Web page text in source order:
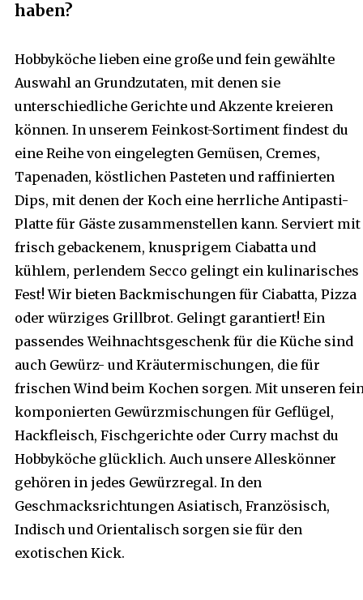
haben?
Hobbyköche lieben eine große und fein gewählte
Auswahl an Grundzutaten, mit denen sie
unterschiedliche Gerichte und Akzente kreieren
können. In unserem Feinkost-Sortiment findest du
eine Reihe von eingelegten Gemüsen, Cremes,
Tapenaden, köstlichen Pasteten und raffinierten
Dips, mit denen der Koch eine herrliche Antipasti-
Platte für Gäste zusammenstellen kann. Serviert mit
frisch gebackenem, knusprigem Ciabatta und
kühlem, perlendem Secco gelingt ein kulinarisches
Fest! Wir bieten Backmischungen für Ciabatta, Pizza
oder würziges Grillbrot. Gelingt garantiert! Ein
passendes Weihnachtsgeschenk für die Küche sind
auch Gewürz- und Kräutermischungen, die für
frischen Wind beim Kochen sorgen. Mit unseren
komponierten Gewürzmischungen für Geflügel,
Hackfleisch, Fischgerichte oder Curry machst du
Hobbyköche glücklich. Auch unsere Alleskönner
gehören in jedes Gewürzregal. In den
Geschmacksrichtungen Asiatisch, Französisch,
Indisch und Orientalisch sorgen sie für den
exotischen Kick.